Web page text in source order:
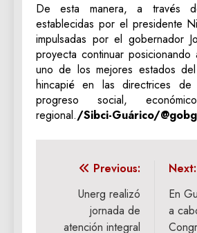
De esta manera, a través
establecidas por el presidente
impulsadas por el gobernador
proyecta continuar
uno de los mejores estados
hincapié en las directrices
progreso social,
regional./Sibci-Guárico/
Navegación
entradas
Previous:
Unerg realizó
jornada de
atención integral
Next:
En
a